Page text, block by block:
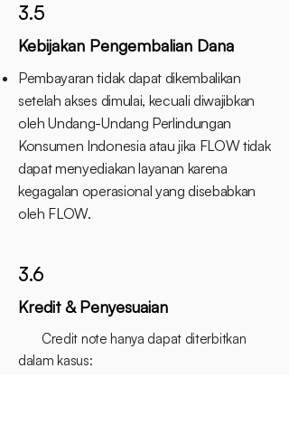
3.5
Kebijakan Pengembalian Dana
Pembayaran tidak dapat dikembalikan
setelah akses dimulai, kecuali diwajibkan
oleh Undang-Undang Perlindungan
Konsumen Indonesia atau jika FLOW tidak
dapat menyediakan layanan karena
kegagalan operasional yang disebabkan
oleh FLOW.
3.6
Kredit & Penyesuaian
Credit note hanya dapat diterbitkan
dalam kasus: